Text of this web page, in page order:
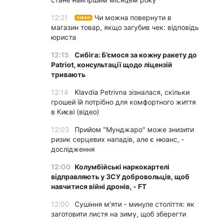
12:21 УНІАН
Чи можна повернути в
магазин товар, якщо загубив чек: відповідь
юриста
12:15
Сибіга: Б’ємося за кожну ракету до
Patriot, консультації щодо ліцензій
тривають
12:14
Klavdia Petrivna зізналася, скільки
грошей їй потрібно для комфортного життя
в Києві (відео)
12:03
Прийом "Мунджаро" може знизити
ризик серцевих нападів, але є нюанс, -
дослідження
12:00 Колумбійські наркокартелі
відправляють у ЗСУ добровольців, щоб
навчитися війні дронів, - FT
12:00
Сушіння м'яти - минуле століття: як
заготовити листя на зиму, щоб зберегти